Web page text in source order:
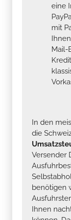
eine
mit
Mail-
In den
die
Versender
benötigen
Ihnen